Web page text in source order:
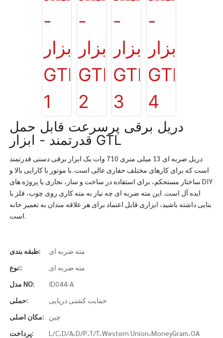
دریل برقی پرسرعت قابل حمل
قدرتمند - ابزار GTL
دریل ضربه ای 13 میلی متری 710 وات یک ابزار برقی دستی قدرتمند
است که برای کارهای مختلف حفاری عالی است. با موتور با کارایی بالا و
ساختار مستحکم، برای استفاده در ساخت و ساز، نجاری یا پروژه های DIY
ایده آل است. این مته ضربه ای چه نیاز به مته کاری روی چوب، فلز یا
بنایی داشته باشید، ابزاری قابل اعتماد برای هر علاقه مندان به تعمیر خانه
است.
طبقه بندی:
مته ضربه ای
نوع::
مته ضربه ای
مدل NO:
ID044-A
حملی:
حمایت کشتی دریایی
مکان اصلی:
چین
پرداخت:
L/C،D/A،D/P،T/T،Western Union،MoneyGram،OA